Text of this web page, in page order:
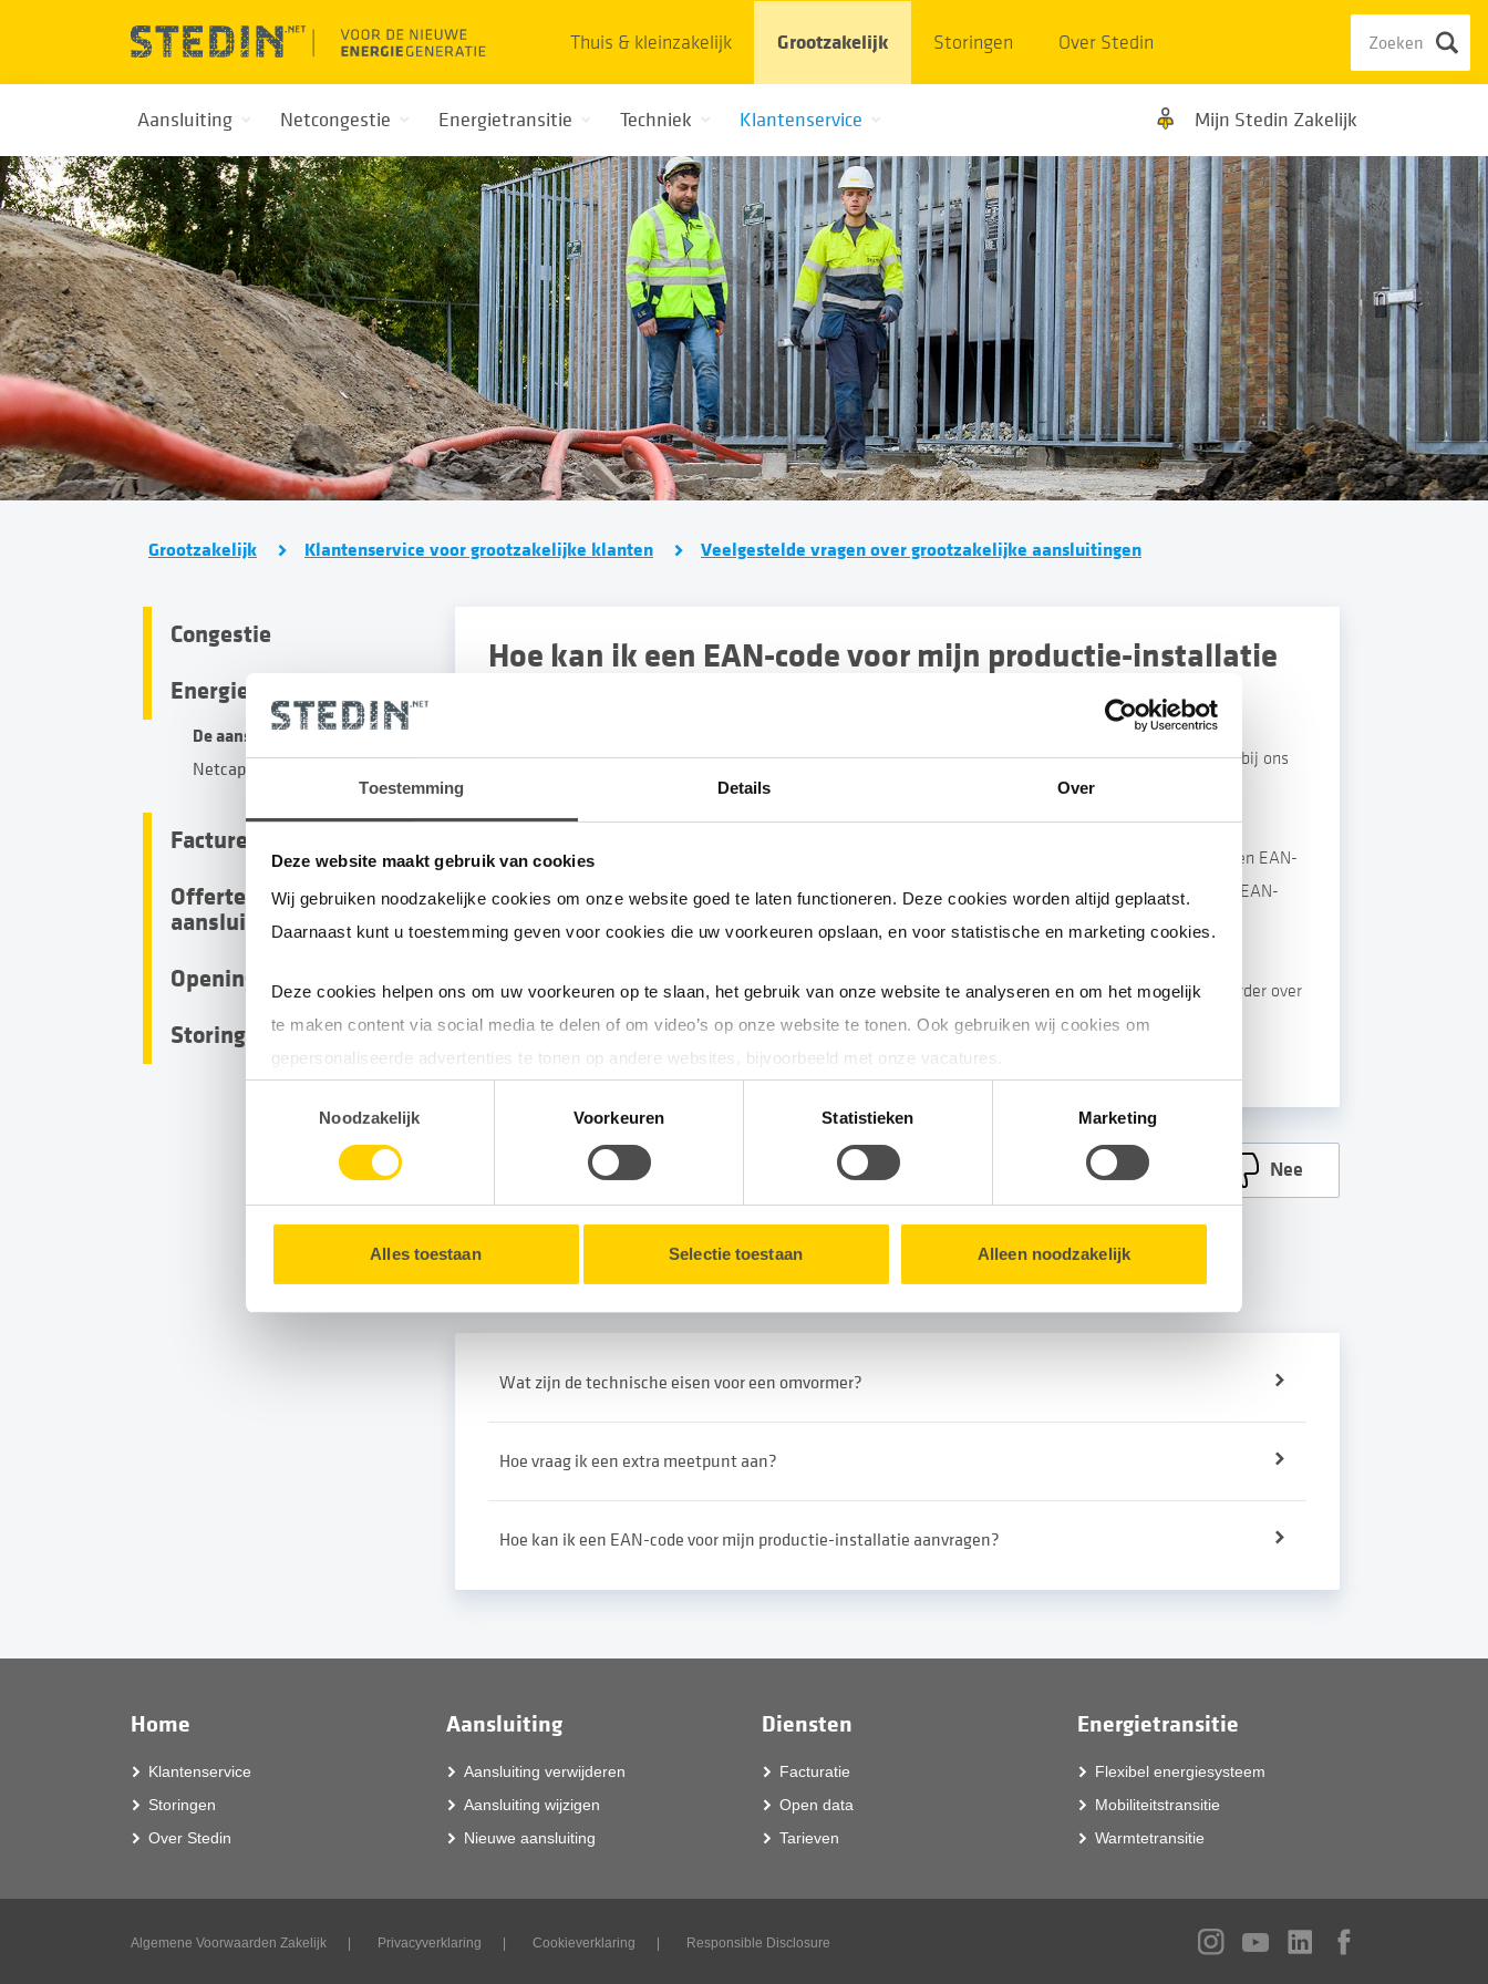
Toestemming Details Over
Deze website maakt gebruik van cookies
Wij gebruiken noodzakelijke cookies om onze website goed te laten functioneren. Deze cookies worden altijd geplaatst.
Daarnaast kunt u toestemming geven voor cookies die uw voorkeuren opslaan, en voor statistische en marketing cookies.
Deze cookies helpen ons om uw voorkeuren op te slaan, het gebruik van onze website te analyseren en om het mogelijk
te maken content via social media te delen of om video’s op onze website te tonen. Ook gebruiken wij cookies om
gepersonaliseerde advertenties te tonen op andere websites, bijvoorbeeld met onze vacatures.
Door gebruik te maken van optionele cookies verzamelen wij, samen met onze partners, informatie over u en volgen wij
uw surfgedrag binnen en buiten onze website.
U kunt uw toestemming op elk moment intrekken via deCookieverklaringonderaan onze website.
Noodzakelijk
Voorkeuren Statistieken Marketing
Alleen noodzakelijk
Selectie toestaan
Alles toestaan
Thuis & kleinzakelijk Grootzakelijk Storingen Over Stedin
Aansluiting Netcongestie Energietransitie Techniek Klantenservice Mijn Stedin Zakelijk
Grootzakelijk Klantenservice voor grootzakelijke klanten Veelgestelde vragen over grootzakelijke aansluitingen
Congestie
Energie opwekken
De aansluiting
Netcapaciteit
Facturen en betalingen
Offertes en
aansluitingen
Openingsbod
Storing en onderhoud
Hoe kan ik een EAN-code voor mijn productie-installatie
Voor de inschrijving bij VertiCer heeft u een EAN-code nodig van de productie-installatie. Deze vraagt u bij ons
kdo@stedin.net
Is de installatie kleiner dan 1 MW? Dan moet u deze eerst aanmelden bij
voordat er een EAN-
code kan worden aangemaakt voor de productie-installatie. Na de aanmelding ontvangt u per post een EAN-
code voor de installatie. Dit is niet de EAN-code waarmee u de installatie kunt inschrijven bij VertiCer.
Is de installatie 1 MW of groter? Dien dan uw verzoek in viakdo@stedin.net.Wij informeren u daarna verder over
de vervolgstappen.
Heeft deze pagina u geholpen bij uw vraag? Nee
Gerelateerde vragen
Wat zijn de technische eisen voor een omvormer?
Hoe vraag ik een extra meetpunt aan?
Hoe kan ik een EAN-code voor mijn productie-installatie aanvragen?
Home
Klantenservice
Storingen
Over Stedin
Aansluiting
Aansluiting verwijderen
Aansluiting wijzigen
Nieuwe aansluiting
Diensten
Facturatie
Open data
Tarieven
Energietransitie
Flexibel energiesysteem
Mobiliteitstransitie
Warmtetransitie
Algemene Voorwaarden Zakelijk Privacyverklaring Cookieverklaring Responsible Disclosure